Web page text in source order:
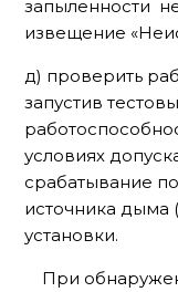
запыленности не
извещение
д) проверить
запустив
условиях
срабатывание
источника дыма
установки.
При